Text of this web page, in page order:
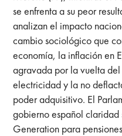
se enfrenta a su peor
analizan el impacto
cambio sociológico que
economía, la inflación en
agravada por la vuelta
electricidad y la no
poder adquisitivo. El
gobierno español
Generation para